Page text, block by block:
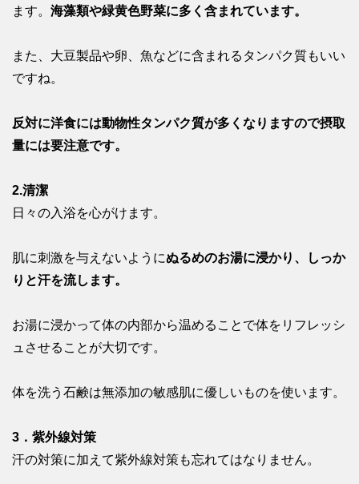
ます。 海藻類や緑黄色野菜に多く含まれています。
また、大豆製品や卵、魚などに含まれるタンパク質もいい
ですね。
反対に洋食には動物性タンパク質が多くなりますので摂取
量には要注意です。
2.清潔
日々の入浴を心がけます。
肌に刺激を与えないようにぬるめのお湯に浸かり、しっか
りと汗を流します。
お湯に浸かって体の内部から温めることで体をリフレッシ
ュさせることが大切です。
体を洗う石鹸は無添加の敏感肌に優しいものを使います。
3．紫外線対策
汗の対策に加えて紫外線対策も忘れてはなりません。